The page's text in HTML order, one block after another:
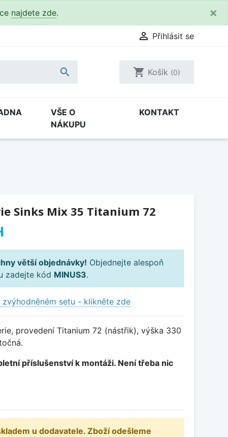
najdete zde. ×
 Přihlásit se
 shopping_cart Košík (0)
VŠE O
NÁKUPU
KONTAKT
Sinks Mix 35 Titanium 72
větší objednávky! Objednejte alespoň
zadejte kód MINUS3.
setu - klikněte zde
provedení Titanium 72 (nástřik), výška 330
příslušenství k montáži. Není třeba nic
u dodavatele. Zboží odešleme